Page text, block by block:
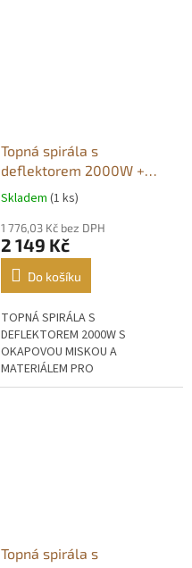
Topná spirála s
deflektorem 2000W +
Okapová miska
Průměrné
produktu
je
5,0
hvězdiček.
Skladem (1 ks)
1 776,03 Kč bez DPH
2 149 Kč
Do košíku
TOPNÁ SPIRÁLA S
DEFLEKTOREM 2000W S
OKAPOVOU MISKOU A
MATERIÁLEM PRO
MONTÁŽCELKOVÁ VELIKOST
Topná spirála s